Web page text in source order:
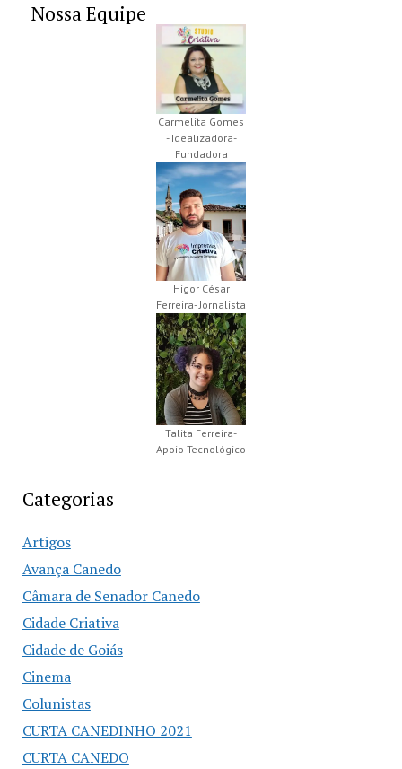
Nossa Equipe
Carmelita Gomes
- Idealizadora-
Fundadora
Higor César
Ferreira- Jornalista
Talita Ferreira-
Apoio Tecnológico
Categorias
Artigos
Avança Canedo
Câmara de Senador Canedo
Cidade Criativa
Cidade de Goiás
Cinema
Colunistas
CURTA CANEDINHO 2021
CURTA CANEDO